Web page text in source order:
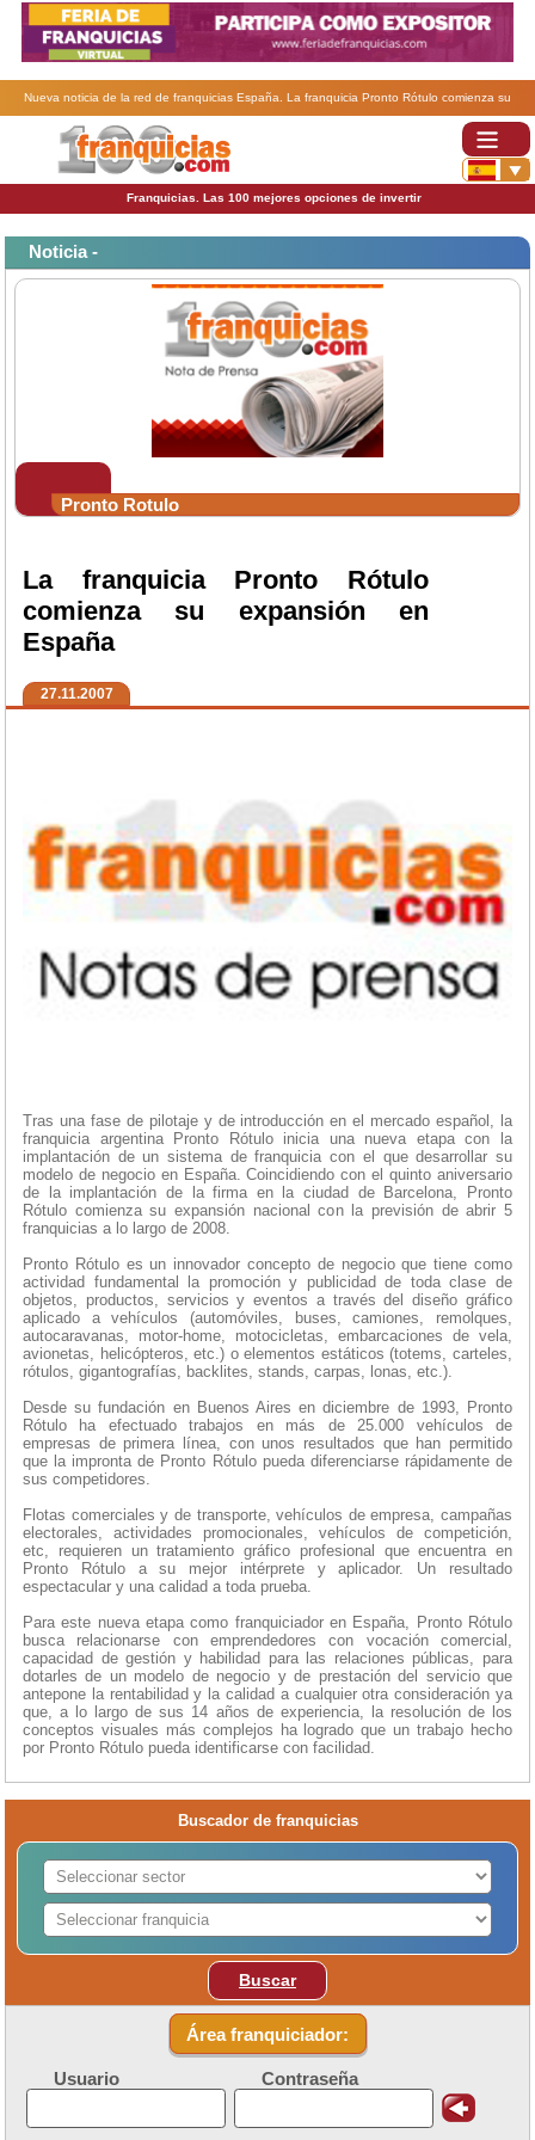
Nueva noticia de la red de franquicias España. La franquicia Pronto Rótulo comienza su
Franquicias. Las 100 mejores opciones de invertir
Noticia -
Pronto Rotulo
La franquicia Pronto Rótulo
comienza su expansión en
España
27.11.2007
Tras una fase de pilotaje y de introducción en el mercado español, la
franquicia argentina Pronto Rótulo inicia una nueva etapa con la
implantación de un sistema de franquicia con el que desarrollar su
modelo de negocio en España. Coincidiendo con el quinto aniversario
de la implantación de la firma en la ciudad de Barcelona, Pronto
Rótulo comienza su expansión nacional con la previsión de abrir 5
franquicias a lo largo de 2008.
Pronto Rótulo es un innovador concepto de negocio que tiene como
actividad fundamental la promoción y publicidad de toda clase de
objetos, productos, servicios y eventos a través del diseño gráfico
aplicado a vehículos (automóviles, buses, camiones, remolques,
autocaravanas, motor-home, motocicletas, embarcaciones de vela,
avionetas, helicópteros, etc.) o elementos estáticos (totems, carteles,
rótulos, gigantografías, backlites, stands, carpas, lonas, etc.).
Desde su fundación en Buenos Aires en diciembre de 1993, Pronto
Rótulo ha efectuado trabajos en más de 25.000 vehículos de
empresas de primera línea, con unos resultados que han permitido
que la impronta de Pronto Rótulo pueda diferenciarse rápidamente de
sus competidores.
Flotas comerciales y de transporte, vehículos de empresa, campañas
electorales, actividades promocionales, vehículos de competición,
etc, requieren un tratamiento gráfico profesional que encuentra en
Pronto Rótulo a su mejor intérprete y aplicador. Un resultado
espectacular y una calidad a toda prueba.
Para este nueva etapa como franquiciador en España, Pronto Rótulo
busca relacionarse con emprendedores con vocación comercial,
capacidad de gestión y habilidad para las relaciones públicas, para
dotarles de un modelo de negocio y de prestación del servicio que
antepone la rentabilidad y la calidad a cualquier otra consideración ya
que, a lo largo de sus 14 años de experiencia, la resolución de los
conceptos visuales más complejos ha logrado que un trabajo hecho
por Pronto Rótulo pueda identificarse con facilidad.
Buscador de franquicias
Buscar
Área franquiciador:
Usuario Contraseña